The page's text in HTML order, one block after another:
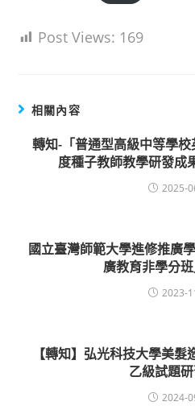
Post Views: 169
相關內容
轉知-「普通型高級中等學
度種子教師教學研發成
2025-
國立臺灣師範大學進修推廣
廣教育非學分
2023-
【轉知】弘光科技大學美
乙級試題研
2024-